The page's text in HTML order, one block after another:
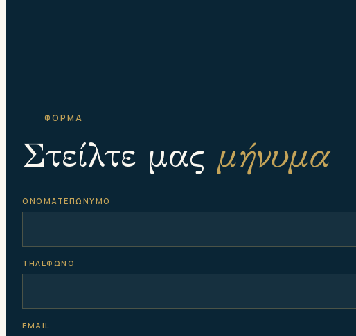
ΦΟΡΜΑ
Στείλτε μας μήνυμα
ΟΝΟΜΑΤΕΠΩΝΥΜΟ
ΤΗΛΕΦΩΝΟ
EMAIL